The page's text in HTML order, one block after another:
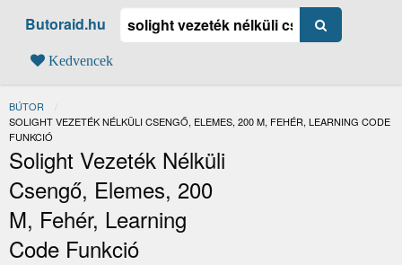
Butoraid.hu
Kedvencek
BÚTOR
JELENLEGI:
SOLIGHT VEZETÉK NÉLKÜLI CSENGŐ, ELEMES, 200 M, FEHÉR, LEARNING CODE
FUNKCIÓ
Solight Vezeték Nélküli
Csengő, Elemes, 200
M, Fehér, Learning
Code Funkció